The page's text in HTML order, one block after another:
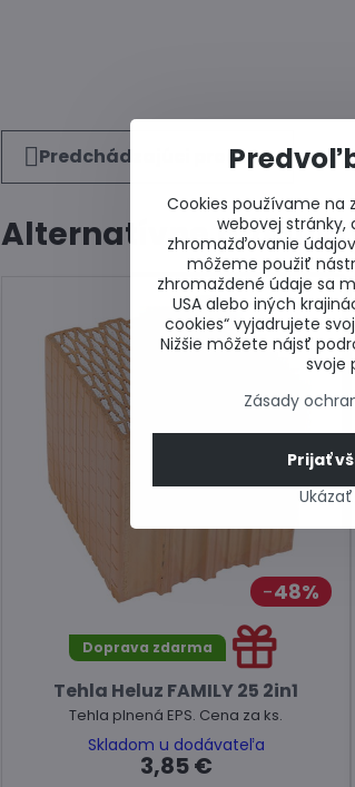
Predchádzajúci produkt
Alternatívne
48%
Doprava zdarma
Tehla Heluz FAMILY 25 2in1
Tehla plnená EPS. Cena za ks.
Skladom u dodávateľa
3,85 €
Cookies používame na
webovej stránky,
zhromažďovanie
môžeme použiť
zhromaždené údaje sa
USA alebo iných
cookies“ vyjadrujete
Nižšie môžete nájsť
svoje
Zásady
Prijať